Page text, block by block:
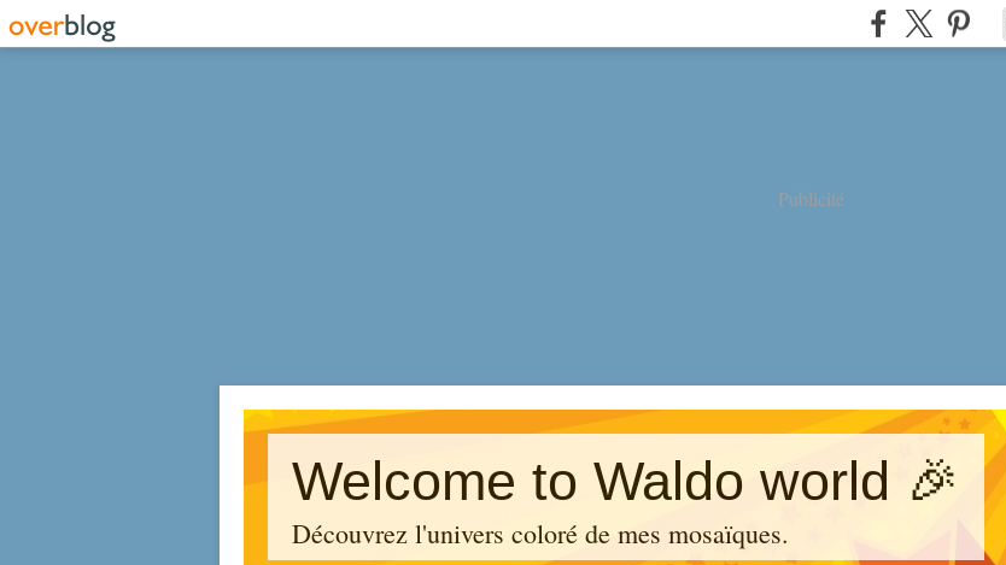
Publicité
Welcome to Waldo world 🎉
Découvrez l'univers coloré de mes mosaïques.